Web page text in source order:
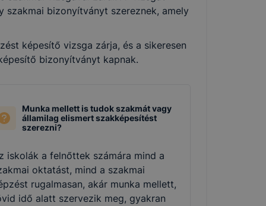
bizonyítványt szereznek, amely
képesítő vizsga zárja, és a sikeresen
bizonyítványt kapnak.
Munka mellett is tudok szakmát vagy
államilag elismert szakképesítést
szerezni?
iskolák a felnőttek számára mind a
oktatást, mind a szakmai
rugalmasan, akár munka mellett,
idő alatt szervezik meg, gyakran